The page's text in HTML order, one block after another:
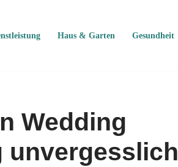
Haus & Garten Gesundheit
Wedding
unvergesslich